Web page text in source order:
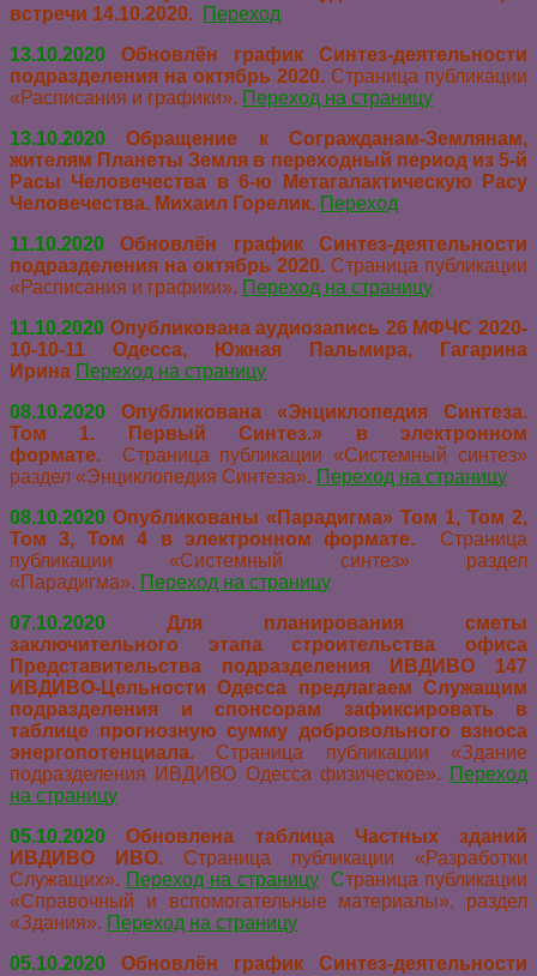
встречи 14.10.2020. Переход
13.10.2020
Обновлён график Синтез-деятельности
подразделения на октябрь 2020. Страница публикации
«Расписания и графики». Переход на страницу
13.10.2020Обращение кСогражданам-Землянам,
жителям Планеты Земля в переходный период из 5-й
Расы Человечества в 6-ю Метагалактическую Расу
Человечества. Михаил Горелик. Переход
11.10.2020
Обновлён график Синтез-деятельности
подразделения на октябрь 2020. Страница публикации
«Расписания и графики». Переход на страницу
11.10.2020 Опубликована аудиозапись 26 МФЧС 2020-
10-10-11 Одесса, Южная Пальмира, Гагарина
Ирина Переход на страницу
08.10.2020
Опубликована «Энциклопедия Синтеза.
Том 1. Первый Синтез.» в электронном
формате. Страница публикации «Системный синтез»
раздел «Энциклопедия Синтеза». Переход на страницу
08.10.2020 Опубликованы «Парадигма» Том 1, Том 2,
Том 3, Том 4 в электронном формате. Страница
публикации «Системный синтез» раздел
«Парадигма». Переход на страницу
07.10.2020 Для планирования сметы
заключительного этапа строительства офиса
Представительства подразделения ИВДИВО 147
ИВДИВО-Цельности Одесса предлагаем Служащим
подразделения и спонсорам зафиксировать в
таблице прогнозную сумму добровольного взноса
энергопотенциала. Страница публикации «Здание
подразделения ИВДИВО Одесса физическое». Переход
на страницу
05.10.2020
Обновлена таблица Частных зданий
ИВДИВО ИВО. Страница публикации «Разработки
Служащих». Переход на страницу Страница публикации
«Справочный и вспомогательные материалы», раздел
«Здания». Переход на страницу
05.10.2020
Обновлён график Синтез-деятельности